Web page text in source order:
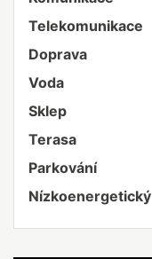
Telekomunikace
Doprava
Voda
Sklep
Terasa
Parkování
Nízkoenergetický